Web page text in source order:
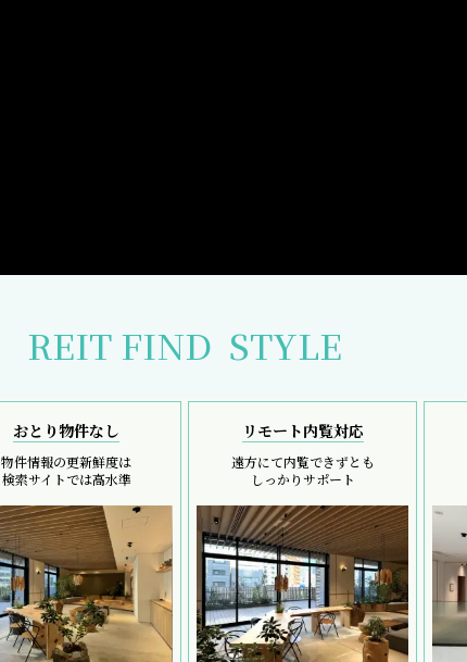
REIT FIND STYLE
おとり物件なし
物件情報の更新鮮度は
検索サイトでは高水準
リモート内覧対応
遠方にて内覧できずとも
しっかりサポート